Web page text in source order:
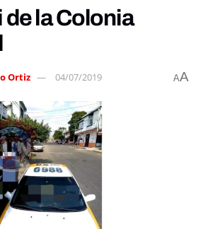
de la Colonia
Ortiz 04/07/2019 AA